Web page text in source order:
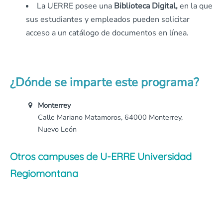
La UERRE posee una Biblioteca Digital,en la que
sus estudiantes y empleados pueden solicitar
acceso a un catálogo de documentos en línea.
¿Dónde se imparte este programa?
Monterrey
Calle Mariano Matamoros, 64000 Monterrey,
Nuevo León
Otros campuses de U-ERRE Universidad
Regiomontana